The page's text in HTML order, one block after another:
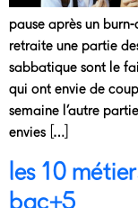
pause après un
retraite une partie
sabbatique sont le
qui ont envie de
semaine l’autre
envies […]
les 10
bac+5